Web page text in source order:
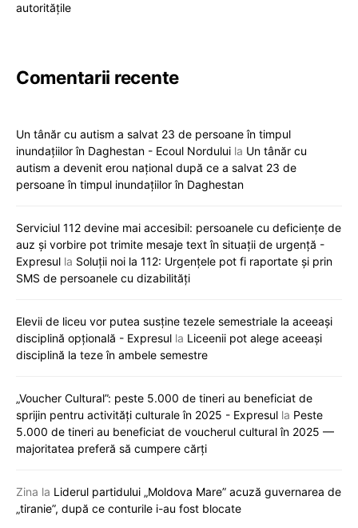
autoritățile
Comentarii recente
Un tânăr cu autism a salvat 23 de persoane în timpul
inundațiilor în Daghestan - Ecoul Nordului la Un tânăr cu
autism a devenit erou național după ce a salvat 23 de
persoane în timpul inundațiilor în Daghestan
Serviciul 112 devine mai accesibil: persoanele cu deficiențe de
auz și vorbire pot trimite mesaje text în situații de urgență -
Expresul la Soluții noi la 112: Urgențele pot fi raportate și prin
SMS de persoanele cu dizabilități
Elevii de liceu vor putea susține tezele semestriale la aceeași
disciplină opțională - Expresul la Liceenii pot alege aceeași
disciplină la teze în ambele semestre
„Voucher Cultural”: peste 5.000 de tineri au beneficiat de
sprijin pentru activități culturale în 2025 - Expresul la Peste
5.000 de tineri au beneficiat de voucherul cultural în 2025 —
majoritatea preferă să cumpere cărți
Zina la Liderul partidului „Moldova Mare” acuză guvernarea de
„tiranie”, după ce conturile i-au fost blocate